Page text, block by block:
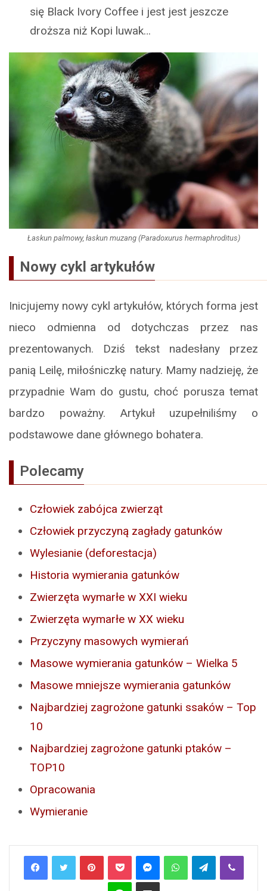
się Black Ivory Coffee i jest jest jeszcze
droższa niż Kopi luwak…
Łaskun palmowy, łaskun muzang (Paradoxurus hermaphroditus)
Nowy cykl artykułów
Inicjujemy nowy cykl artykułów, których forma jest
nieco odmienna od dotychczas przez nas
prezentowanych. Dziś tekst nadesłany przez
panią Leilę, miłośniczkę natury. Mamy nadzieję, że
przypadnie Wam do gustu, choć porusza temat
bardzo poważny. Artykuł uzupełniliśmy o
podstawowe dane głównego bohatera.
Polecamy
Człowiek zabójca zwierząt
Człowiek przyczyną zagłady gatunków
Wylesianie (deforestacja)
Historia wymierania gatunków
Zwierzęta wymarłe w XXI wieku
Zwierzęta wymarłe w XX wieku
Przyczyny masowych wymierań
Masowe wymierania gatunków – Wielka 5
Masowe mniejsze wymierania gatunków
Najbardziej zagrożone gatunki ssaków – Top
10
Najbardziej zagrożone gatunki ptaków –
TOP10
Opracowania
Wymieranie
PinterestPocket MessengerWhatsAppTelegramViber
Line Share via Email